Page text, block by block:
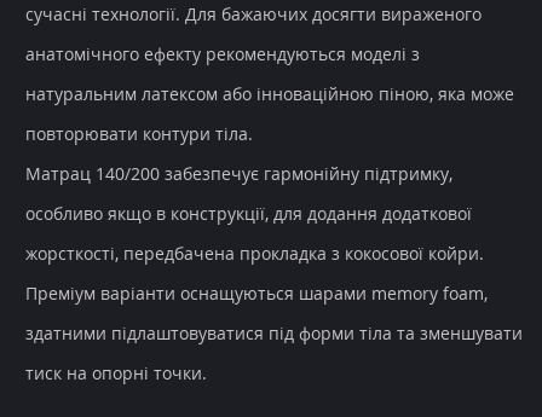
сучасні технології. Для бажаючих досягти вираженого
анатомічного ефекту рекомендуються моделі з
натуральним латексом або інноваційною піною, яка може
повторювати контури тіла.
Матрац 140/200 забезпечує гармонійну підтримку,
особливо якщо в конструкції, для додання додаткової
жорсткості, передбачена прокладка з кокосової койри.
Преміум варіанти оснащуються шарами memory foam,
здатними підлаштовуватися під форми тіла та зменшувати
тиск на опорні точки.